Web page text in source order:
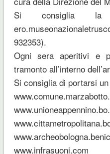
Si consiglia la
932353).
Ogni sera aperitivi e
tramonto all’interno
Si consiglia di portarsi